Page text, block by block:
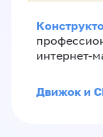
интернет-
Движок и